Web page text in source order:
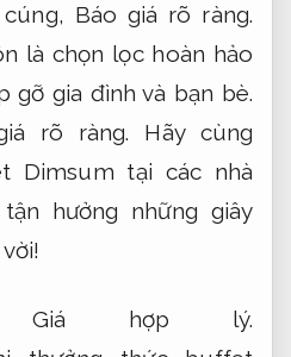
Báo giá rõ ràng.
là chọn lọc hoàn hảo
gỡ gia đình và bạn bè.
rõ ràng. Hãy cùng
Dimsum tại các nhà
hưởng những giây
Giá hợp lý.